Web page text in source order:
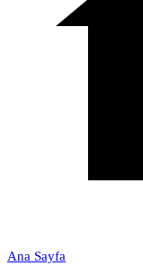
Ana Sayfa